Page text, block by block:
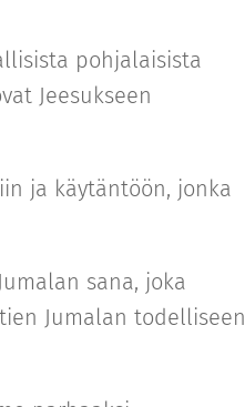
pohjalaisista
Jeesukseen
ja käytäntöön, jonka
sana, joka
Jumalan todelliseen